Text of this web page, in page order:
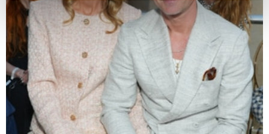
bestimmten Merkmalen (Fingerprinting) identifizieren
Erfahren Sie mehr darüber, wie Ihre persönlichen Daten
verarbeitet werden, und legen Sie Ihre Präferenzen im
Abschnitt Einzelheiten
fest.
Wir verwenden Cookies, um Inhalte und Anzeigen zu
personalisieren, Funktionen für soziale Medien anbieten
zu können und die Zugriffe auf unsere Website zu
analysieren. Außerdem geben wir Informationen zu Ihrer